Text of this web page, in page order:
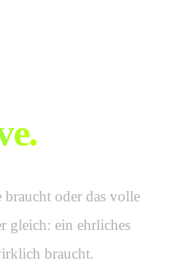
oder das volle
gleich: ein ehrliches
braucht.